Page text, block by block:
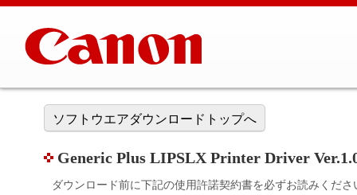
ソフトウエアダウンロードトップへ
Generic Plus LIPSLX Printer Driver
ダウンロード前に下記の使用許諾契約書を必ずお読みくださ